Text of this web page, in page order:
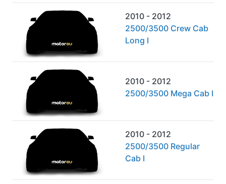
2010 - 2012
2500/3500 Crew Cab
Long I
2010 - 2012
2500/3500 Mega Cab I
2010 - 2012
2500/3500 Regular
Cab I